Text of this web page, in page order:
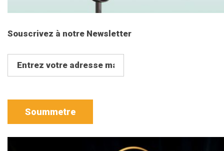
Souscrivez à notre Newsletter